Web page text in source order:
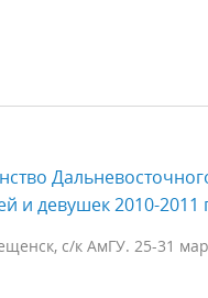
и девушек 2010-2011
с/к АмГУ. 25-31